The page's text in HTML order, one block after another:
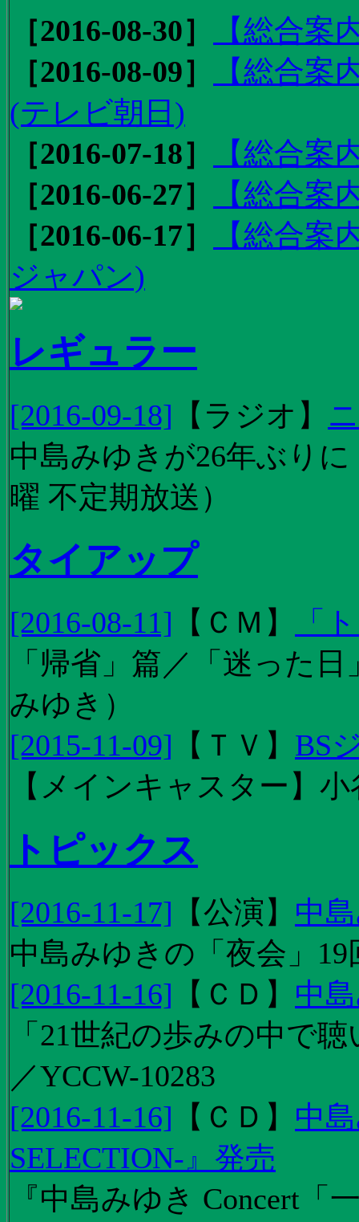
［2016-08-30］
【総合
［2016-08-09］
【総合
(テレビ朝日)
［2016-07-18］
【総合案
［2016-06-27］
【総合案
［2016-06-17］
【総合
ジャパン)
レギュラー
[2016-09-18] 【 ラジオ 】
中島みゆきが26年ぶり
曜 不定期放送）
タイアップ
[2016-08-11] 【 ＣＭ 】
「
「帰省」篇／「迷った
みゆき）
[2015-11-09] 【 ＴＶ 】 BS
【メインキャスター】
トピックス
[2016-11-17] 【公演 】 中
中島みゆきの「夜会」
[2016-11-16] 【 ＣＤ 】 中
「21世紀の歩みの中で
／YCCW-10283
[2016-11-16] 【 ＣＤ 】 中
SELECTION-』発売
『中島みゆき Concert